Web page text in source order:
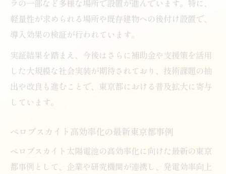
ラの一部など多様な場所で設置が進んでいます。特に、
軽量性が求められる場所や既存建物への後付け設置で、
導入効果の検証が行われています。
実証結果を踏まえ、今後はさらに補助金や支援策を活用
した大規模な社会実装が期待されており、技術課題の抽
出や改良も進むことで、東京都における普及拡大に寄与
しています。
ペロブスカイト高効率化の最新東京都事例
ペロブスカイト太陽電池の高効率化に向けた最新の東京
都事例として、企業や研究機関が連携し、発電効率向上